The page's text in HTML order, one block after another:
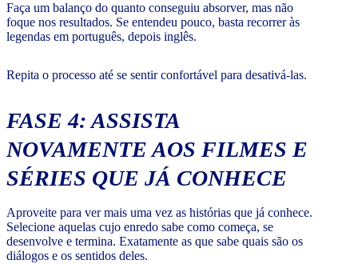
Faça um balanço do quanto conseguiu absorver, mas não
foque nos resultados. Se entendeu pouco, basta recorrer às
legendas em português, depois inglês.
Repita o processo até se sentir confortável para desativá-las.
FASE 4: ASSISTA
NOVAMENTE AOS FILMES E
SÉRIES QUE JÁ CONHECE
Aproveite para ver mais uma vez as histórias que já conhece.
Selecione aquelas cujo enredo sabe como começa, se
desenvolve e termina. Exatamente as que sabe quais são os
diálogos e os sentidos deles.